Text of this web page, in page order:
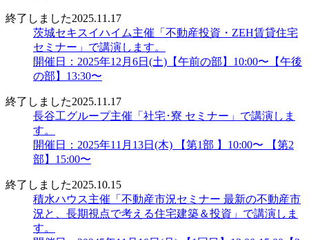
終了しました2025.11.17
茨城セキスイハイム主催「不動産投資・ZEH賃貸住宅
セミナー」で講演します。
開催日：2025年12月6日(土)【午前の部】10:00〜【午後
の部】13:30〜
終了しました2025.11.17
長谷工グループ主催「社宅･寮 セミナー」で講演しま
す。
開催日：2025年11月13日(木) 【第1部 】10:00〜 【第2
部】15:00〜
終了しました2025.10.15
積水ハウス主催「不動産市況セミナー 最新の不動産市
況と、長期視点で考える住宅建築＆投資」で講演しま
す。